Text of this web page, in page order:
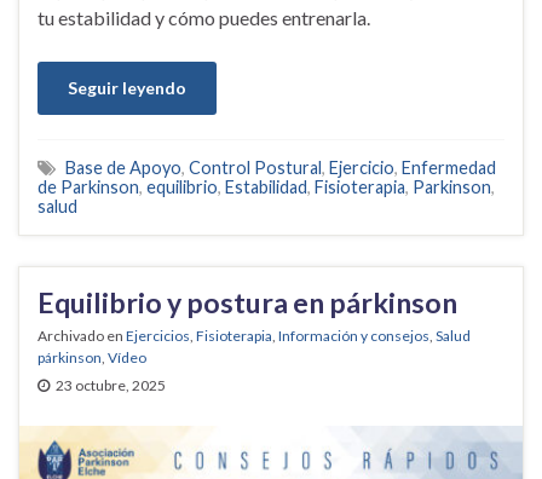
tu estabilidad y cómo puedes entrenarla.
Seguir leyendo
Base de Apoyo, Control Postural, Ejercicio, Enfermedad
de Parkinson, equilibrio, Estabilidad, Fisioterapia, Parkinson,
salud
Equilibrio y postura en párkinson
Archivado en Ejercicios, Fisioterapia, Información y consejos, Salud
párkinson, Vídeo
23 octubre, 2025